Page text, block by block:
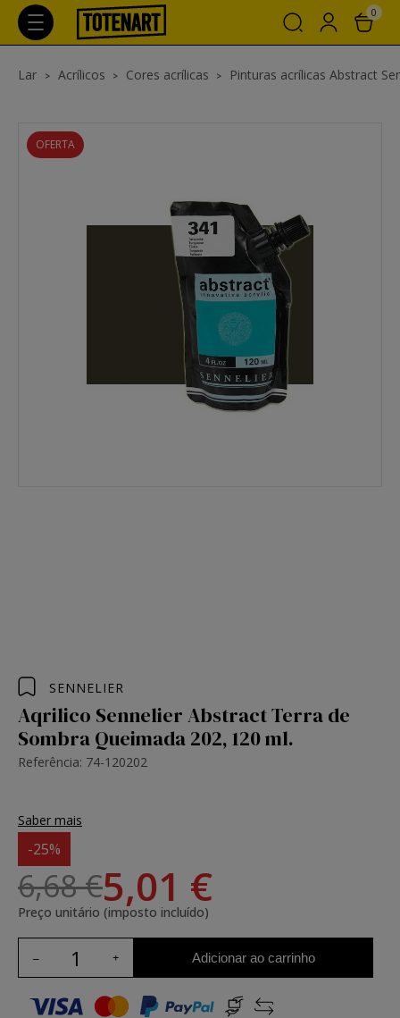
0
Lar Acrílicos Cores acrílicas Pinturas acrílicas Abstract
OFERTA
SENNELIER
Aqrilico Sennelier Abstract Terra de
Sombra Queimada 202, 120 ml.
Referência: 74-120202
Saber mais
-25%
6,68 €5,01 €
Preço unitário (imposto incluído)
Adicionar ao carrinho